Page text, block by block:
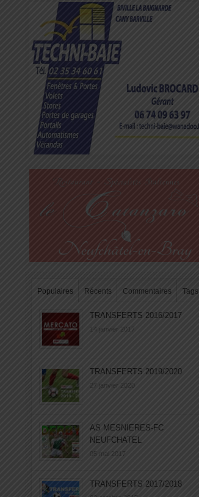
Populaires Récents Commentaires Tags
TRANSFERTS 2016/2017
14 janvier 2017
TRANSFERTS 2019/2020
27 janvier 2020
AS MESNIERES-FC
NEUFCHATEL
05 mai 2017
TRANSFERTS 2017/2018